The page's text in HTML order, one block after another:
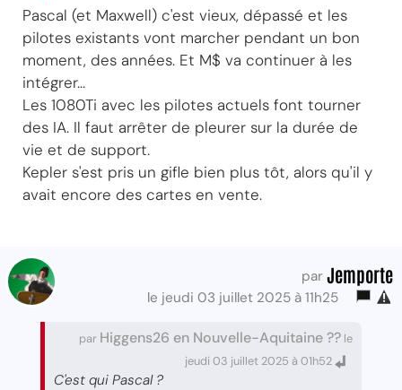
Pascal (et Maxwell) c'est vieux, dépassé et les
pilotes existants vont marcher pendant un bon
moment, des années. Et M$ va continuer à les
intégrer...
Les 1080Ti avec les pilotes actuels font tourner
des IA. Il faut arrêter de pleurer sur la durée de
vie et de support.
Kepler s'est pris un gifle bien plus tôt, alors qu'il y
avait encore des cartes en vente.
par Jemporte
le jeudi 03 juillet 2025 à 11h25
par Higgens26 en Nouvelle-Aquitaine ?? le
jeudi 03 juillet 2025 à 01h52
C'est qui Pascal ?